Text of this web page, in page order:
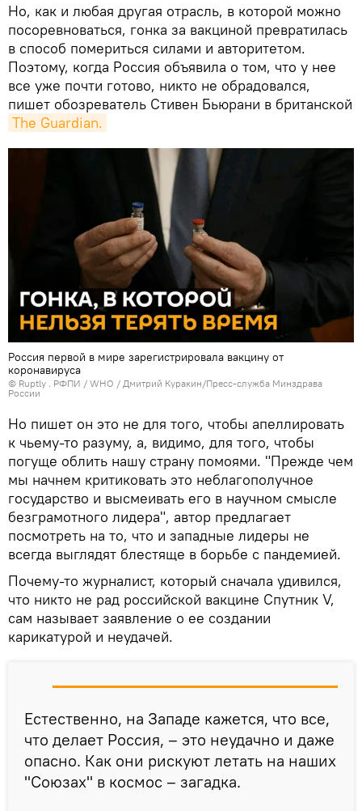
Но, как и любая другая отрасль, в которой можно
посоревноваться, гонка за вакциной превратилась
в способ помериться силами и авторитетом.
Поэтому, когда Россия объявила о том, что у нее
все уже почти готово, никто не обрадовался,
пишет обозреватель Стивен Бьюрани в британской
The Guardian.
Россия первой в мире зарегистрировала вакцину от
коронавируса
© Ruptly . РФПИ / WHO / Дмитрий Куракин/Пресс-служба Минздрава
России
Но пишет он это не для того, чтобы апеллировать
к чьему-то разуму, а, видимо, для того, чтобы
погуще облить нашу страну помоями. "Прежде чем
мы начнем критиковать это неблагополучное
государство и высмеивать его в научном смысле
безграмотного лидера", автор предлагает
посмотреть на то, что и западные лидеры не
всегда выглядят блестяще в борьбе с пандемией.
Почему-то журналист, который сначала удивился,
что никто не рад российской вакцине Спутник V,
сам называет заявление о ее создании
карикатурой и неудачей.
Естественно, на Западе кажется, что все,
что делает Россия, – это неудачно и даже
опасно. Как они рискуют летать на наших
"Союзах" в космос – загадка.